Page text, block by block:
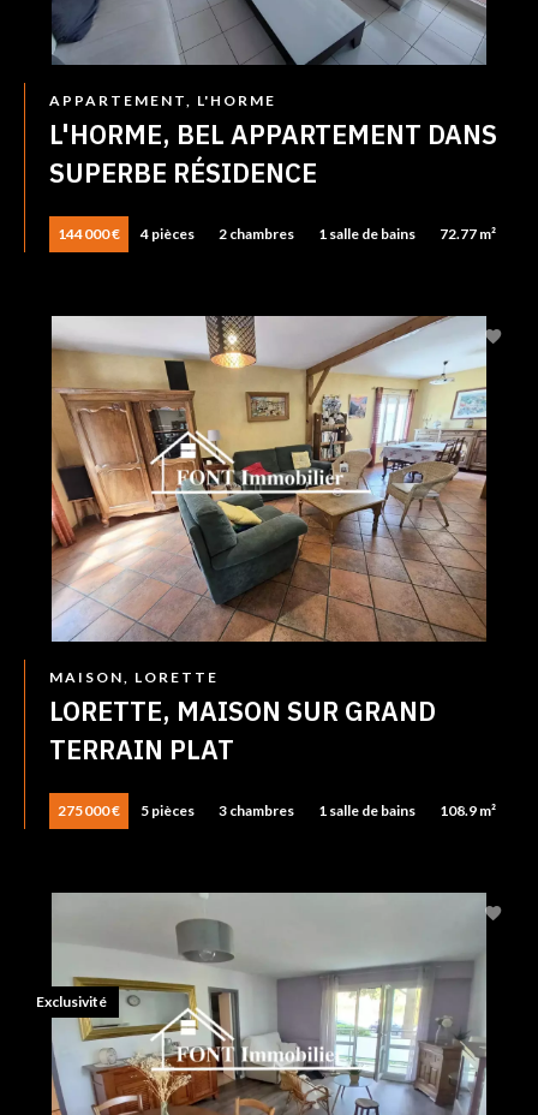
APPARTEMENT, L'HORME
L'HORME, BEL APPARTEMENT DANS
SUPERBE RÉSIDENCE
144 000 € 4 pièces 2 chambres 1 salle de bains 72.77 m²
MAISON, LORETTE
LORETTE, MAISON SUR GRAND
TERRAIN PLAT
275 000 € 5 pièces 3 chambres 1 salle de bains 108.9 m²
Exclusivité